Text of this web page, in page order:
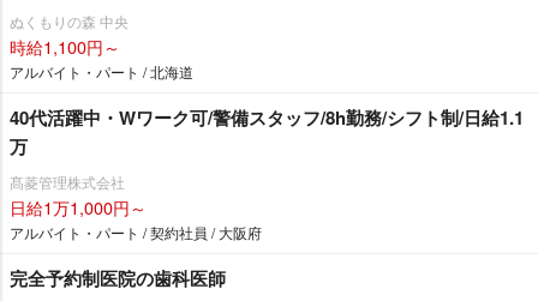
ぬくもりの森 中央
時給1,100円～
アルバイト・パート / 北海道
40代活躍中・Wワーク可/警備スタッフ/8h勤務/シフト制/日給1.1
万
髙菱管理株式会社
日給1万1,000円～
アルバイト・パート / 契約社員 / 大阪府
完全予約制医院の歯科医師